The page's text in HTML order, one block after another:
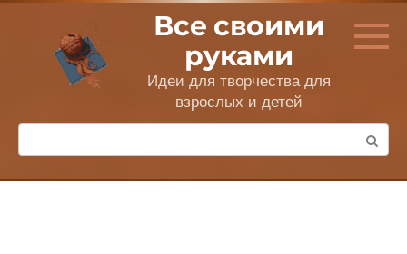
Перейти
контенту
Все своими
руками
Идеи для творчества для
взрослых и детей
Поиск: